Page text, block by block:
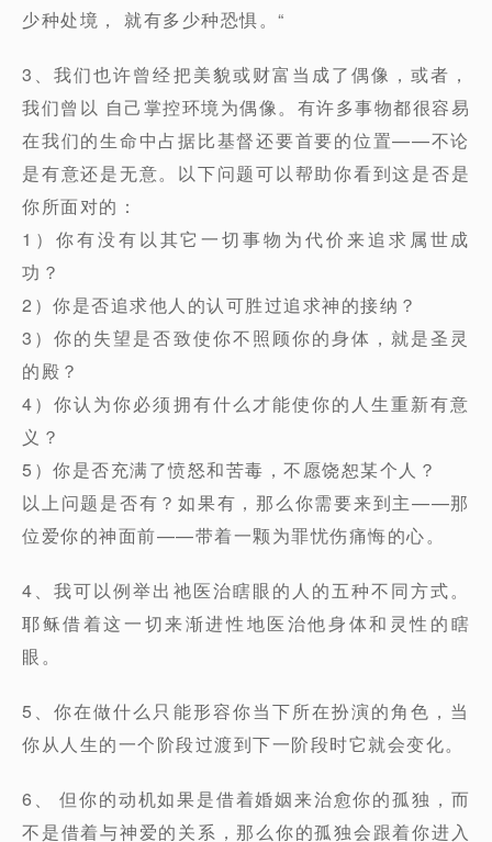
少种处境， 就有多少种恐惧。“
3、我们也许曾经把美貌或财富当成了偶像，或者，
我们曾以 自己掌控环境为偶像。有许多事物都很容易
在我们的生命中占据比基督还要首要的位置——不论
是有意还是无意。以下问题可以帮助你看到这是否是
你所面对的：
1）你有没有以其它一切事物为代价来追求属世成
功？
2）你是否追求他人的认可胜过追求神的接纳？
3）你的失望是否致使你不照顾你的身体，就是圣灵
的殿？
4）你认为你必须拥有什么才能使你的人生重新有意
义？
5）你是否充满了愤怒和苦毒，不愿饶恕某个人？
以上问题是否有？如果有，那么你需要来到主——那
位爱你的神面前——带着一颗为罪忧伤痛悔的心。
4、我可以例举出祂医治瞎眼的人的五种不同方式。
耶稣借着这一切来渐进性地医治他身体和灵性的瞎
眼。
5、你在做什么只能形容你当下所在扮演的角色，当
你从人生的一个阶段过渡到下一阶段时它就会变化。
6、 但你的动机如果是借着婚姻来治愈你的孤独，而
不是借着与神爱的关系，那么你的孤独会跟着你进入